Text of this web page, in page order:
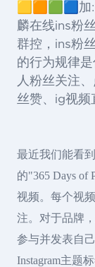
🟨🟧🟩🟦加:
麟在线ins粉
群控，ins粉
的行为规律
人粉丝关注
丝赞、ig视
最近我们能看
的"365 Days of
视频。每个视
注。对于品牌
参与并发表自
Instagram主题